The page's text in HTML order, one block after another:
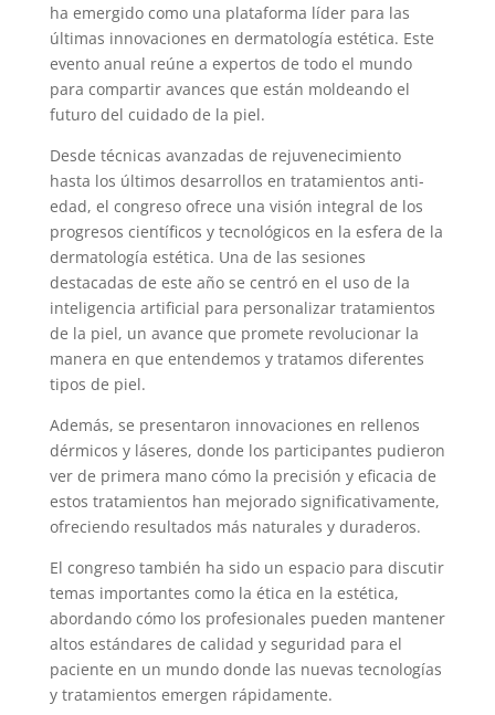
ha emergido como una plataforma líder para las
últimas innovaciones en dermatología estética. Este
evento anual reúne a expertos de todo el mundo
para compartir avances que están moldeando el
futuro del cuidado de la piel.
Desde técnicas avanzadas de rejuvenecimiento
hasta los últimos desarrollos en tratamientos anti-
edad, el congreso ofrece una visión integral de los
progresos científicos y tecnológicos en la esfera de la
dermatología estética. Una de las sesiones
destacadas de este año se centró en el uso de la
inteligencia artificial para personalizar tratamientos
de la piel, un avance que promete revolucionar la
manera en que entendemos y tratamos diferentes
tipos de piel.
Además, se presentaron innovaciones en rellenos
dérmicos y láseres, donde los participantes pudieron
ver de primera mano cómo la precisión y eficacia de
estos tratamientos han mejorado significativamente,
ofreciendo resultados más naturales y duraderos.
El congreso también ha sido un espacio para discutir
temas importantes como la ética en la estética,
abordando cómo los profesionales pueden mantener
altos estándares de calidad y seguridad para el
paciente en un mundo donde las nuevas tecnologías
y tratamientos emergen rápidamente.